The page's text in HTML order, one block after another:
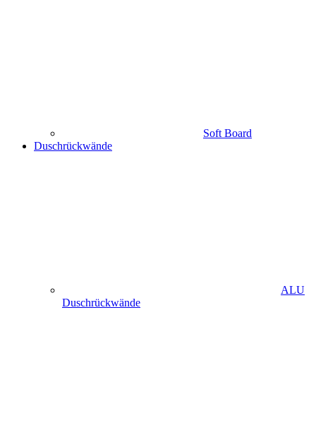
Soft Board
Duschrückwände
ALU
Duschrückwände